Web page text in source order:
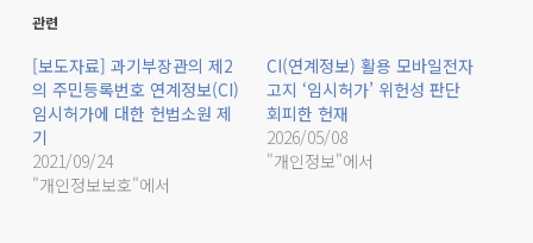
관련
[보도자료] 과기부장관의 제2
의 주민등록번호 연계정보(CI)
임시허가에 대한 헌법소원 제
기
2021/09/24
"개인정보보호"에서
CI(연계정보) 활용 모바일전자
고지 ‘임시허가’ 위헌성 판단
회피한 헌재
2026/05/08
"개인정보"에서